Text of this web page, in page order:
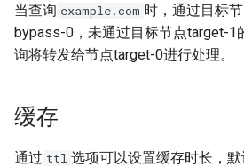
当查询 example.com 时，通过目标
bypass-0，未通过目标节点target-1
询将转发给节点target-0进行处理。
缓存
通过 ttl 选项可以设置缓存时长，